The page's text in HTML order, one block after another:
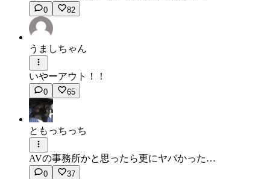
0 82
うましちゃん
いやーアウト！！
0 65
ともっちっち
AVの事務所かと思ったら更にヤバかった…
0 37